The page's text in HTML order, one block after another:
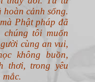
cảnh sống.
Phật pháp đã
tôi muốn
cùng an vui,
không buồn,
thơi, trong yêu